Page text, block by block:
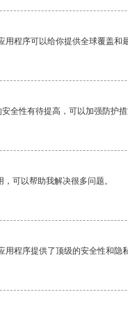
用程序可以给你提供全球覆盖和
全性有待提高，可以加强防护
可以帮助我解决很多问题。
用程序提供了顶级的安全性和隐